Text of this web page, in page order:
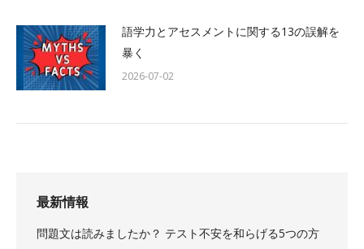
語学力とアセスメントに関する13の誤解を
暴く
2026-07-02
最新情報
問題文は読みましたか？ テスト不安を和らげる5つの方